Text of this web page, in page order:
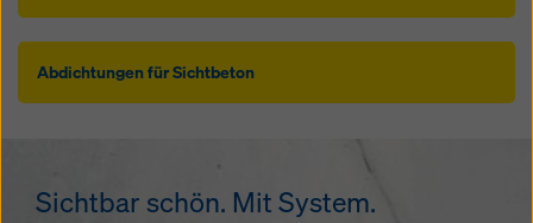
Abdichtungen für Sichtbeton
Sichtbar schön. Mit System.